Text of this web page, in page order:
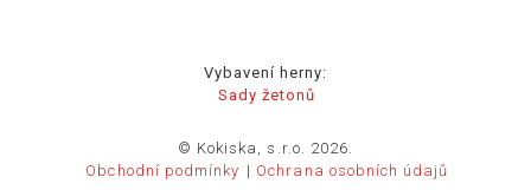
Vybavení herny:
Sady žetonů
© Kokiska, s.r.o. 2026.
Obchodní podmínky
Ochrana osobních údajů